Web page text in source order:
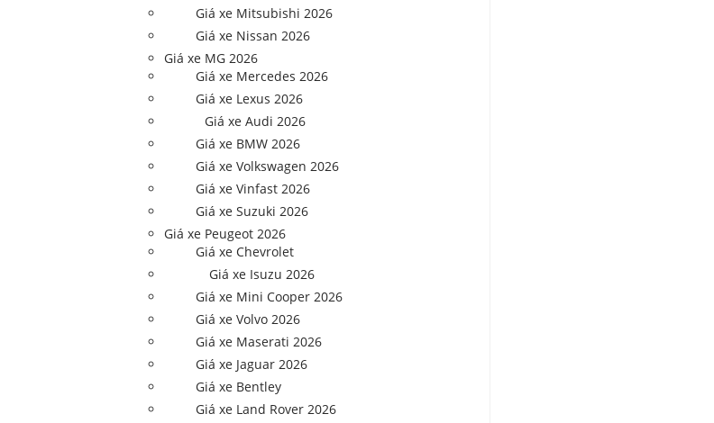
Giá xe Mitsubishi 2026
Giá xe Nissan 2026
Giá xe MG 2026
Giá xe Mercedes 2026
Giá xe Lexus 2026
Giá xe Audi 2026
Giá xe BMW 2026
Giá xe Volkswagen 2026
Giá xe Vinfast 2026
Giá xe Suzuki 2026
Giá xe Peugeot 2026
Giá xe Chevrolet
Giá xe Isuzu 2026
Giá xe Mini Cooper 2026
Giá xe Volvo 2026
Giá xe Maserati 2026
Giá xe Jaguar 2026
Giá xe Bentley
Giá xe Land Rover 2026